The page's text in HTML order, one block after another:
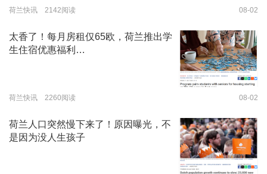
荷兰快讯 2142阅读 08-02
太香了！每月房租仅65欧，荷兰推出学
生住宿优惠福利…
荷兰快讯 2260阅读 08-02
荷兰人口突然慢下来了！原因曝光，不
是因为没人生孩子